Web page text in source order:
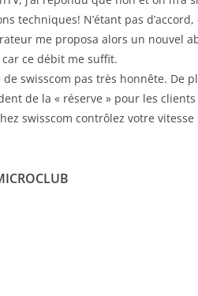
techniques! N’étant pas
me proposa alors un nouvel
car ce débit me suffit.
swisscom pas très honnête. De
de la « réserve » pour les clients
swisscom contrôlez votre vitesse